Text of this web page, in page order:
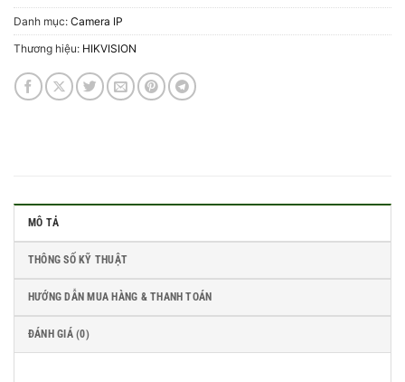
Danh mục: Camera IP
Thương hiệu: HIKVISION
MÔ TẢ
THÔNG SỐ KỸ THUẬT
HƯỚNG DẪN MUA HÀNG & THANH TOÁN
ĐÁNH GIÁ (0)